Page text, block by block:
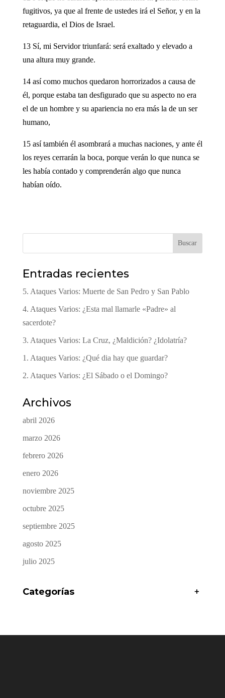
fugitivos, ya que al frente de ustedes irá el Señor, y en la
retaguardia, el Dios de Israel.
13 Sí, mi Servidor triunfará: será exaltado y elevado a
una altura muy grande.
14 así como muchos quedaron horrorizados a causa de
él, porque estaba tan desfigurado que su aspecto no era
el de un hombre y su apariencia no era más la de un ser
humano,
15 así también él asombrará a muchas naciones, y ante él
los reyes cerrarán la boca, porque verán lo que nunca se
les había contado y comprenderán algo que nunca
habían oído.
Buscar
Entradas recientes
5. Ataques Varios: Muerte de San Pedro y San Pablo
4. Ataques Varios: ¿Esta mal llamarle «Padre» al
sacerdote?
3. Ataques Varios: La Cruz, ¿Maldición? ¿Idolatría?
1. Ataques Varios: ¿Qué dia hay que guardar?
2. Ataques Varios: ¿El Sábado o el Domingo?
Archivos
abril 2026
marzo 2026
febrero 2026
enero 2026
noviembre 2025
octubre 2025
septiembre 2025
agosto 2025
julio 2025
Categorías +